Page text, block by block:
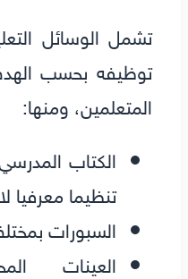
تشمل الوسائل
توظيفه بحسب
المتعلمين، ومنها:
الكتاب
تنظيما
السبورات
العينات